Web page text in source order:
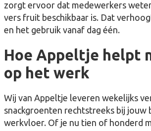
zorgt ervoor dat medewerkers
vers fruit beschikbaar is. Dat
en het gebruik vanaf dag één.
Hoe Appeltje helpt
op het werk
Wij van Appeltje leveren wekelijks
snackgroenten rechtstreeks bij jouw
werkvloer. Of je nu tien of honderd